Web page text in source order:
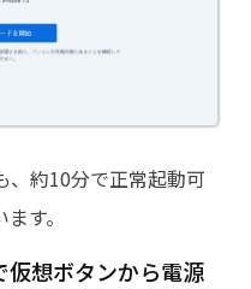
、約10分で正常起動可
す。
想ボタンから電源